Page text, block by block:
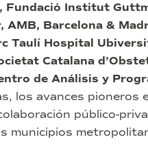
Fundació Institut
AMB, Barcelona &
Taulí Hospital
Catalana
de Análisis y
los avances pioneros
público-
municipios